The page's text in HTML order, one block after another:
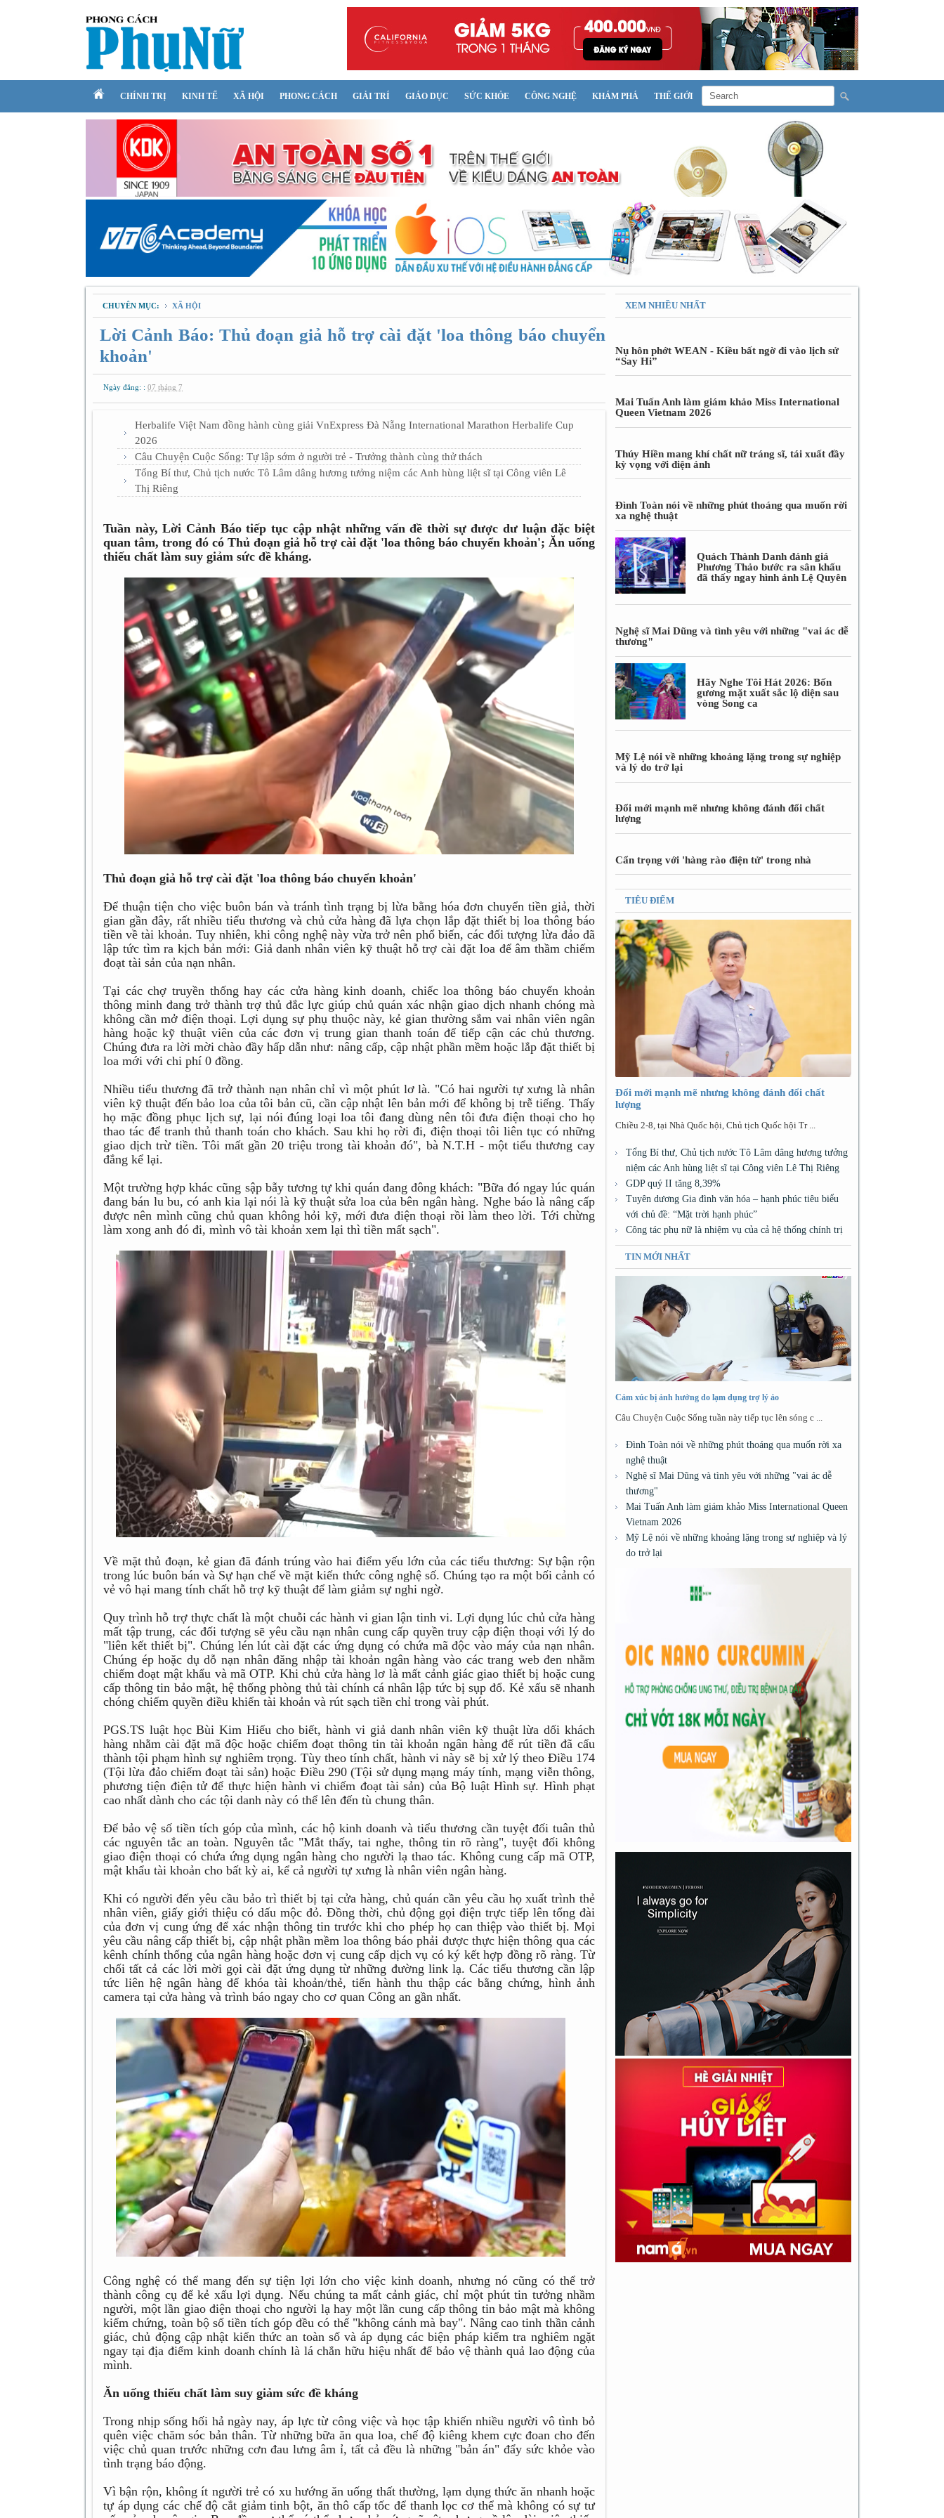
CHÍNH TRỊ KINH TẾ XÃ HỘI PHONG CÁCH GIẢI TRÍ GIÁO DỤC SỨC KHỎE CÔNG NGHỆ KHÁM PHÁ THẾ GIỚI
CHUYÊN MỤC: XÃ HỘI
Lời Cảnh Báo: Thủ đoạn giả hỗ trợ cài đặt 'loa thông báo chuyển
khoản'
Ngày đăng: : 07 tháng 7
Herbalife Việt Nam đồng hành cùng giải VnExpress Đà Nẵng International Marathon Herbalife Cup
2026
Câu Chuyện Cuộc Sống: Tự lập sớm ở người trẻ - Trưởng thành cùng thử thách
Tổng Bí thư, Chủ tịch nước Tô Lâm dâng hương tưởng niệm các Anh hùng liệt sĩ tại Công viên Lê
Thị Riêng
Tuần này, Lời Cảnh Báo tiếp tục cập nhật những vấn đề thời sự được dư luận đặc biệt
quan tâm, trong đó có Thủ đoạn giả hỗ trợ cài đặt 'loa thông báo chuyển khoản'; Ăn uống
thiếu chất làm suy giảm sức đề kháng.
Thủ đoạn giả hỗ trợ cài đặt 'loa thông báo chuyển khoản'
Để thuận tiện cho việc buôn bán và tránh tình trạng bị lừa bằng hóa đơn chuyển tiền giả, thời
gian gần đây, rất nhiều tiểu thương và chủ cửa hàng đã lựa chọn lắp đặt thiết bị loa thông báo
tiền về tài khoản. Tuy nhiên, khi công nghệ này vừa trở nên phổ biến, các đối tượng lừa đảo đã
lập tức tìm ra kịch bản mới: Giả danh nhân viên kỹ thuật hỗ trợ cài đặt loa để âm thầm chiếm
đoạt tài sản của nạn nhân.
Tại các chợ truyền thống hay các cửa hàng kinh doanh, chiếc loa thông báo chuyển khoản
thông minh đang trở thành trợ thủ đắc lực giúp chủ quán xác nhận giao dịch nhanh chóng mà
không cần mở điện thoại. Lợi dụng sự phụ thuộc này, kẻ gian thường sắm vai nhân viên ngân
hàng hoặc kỹ thuật viên của các đơn vị trung gian thanh toán để tiếp cận các chủ thương.
Chúng đưa ra lời mời chào đầy hấp dẫn như: nâng cấp, cập nhật phần mềm hoặc lắp đặt thiết bị
loa mới với chi phí 0 đồng.
Nhiều tiểu thương đã trở thành nạn nhân chỉ vì một phút lơ là. "Có hai người tự xưng là nhân
viên kỹ thuật đến bảo loa của tôi bản cũ, cần cập nhật lên bản mới để không bị trễ tiếng. Thấy
họ mặc đồng phục lịch sự, lại nói đúng loại loa tôi đang dùng nên tôi đưa điện thoại cho họ
thao tác để tranh thủ thanh toán cho khách. Sau khi họ rời đi, điện thoại tôi liên tục có những
giao dịch trừ tiền. Tôi mất gần 20 triệu trong tài khoản đó", bà N.T.H - một tiểu thương cay
đắng kể lại.
Một trường hợp khác cũng sập bẫy tương tự khi quán đang đông khách: "Bữa đó ngay lúc quán
đang bán lu bu, có anh kia lại nói là kỹ thuật sửa loa của bên ngân hàng. Nghe báo là nâng cấp
được nên mình cũng chủ quan không hỏi kỹ, mới đưa điện thoại rồi làm theo lời. Tới chừng
làm xong anh đó đi, mình vô tài khoản xem lại thì tiền mất sạch".
Về mặt thủ đoạn, kẻ gian đã đánh trúng vào hai điểm yếu lớn của các tiểu thương: Sự bận rộn
trong lúc buôn bán và Sự hạn chế về mặt kiến thức công nghệ số. Chúng tạo ra một bối cảnh có
vẻ vô hại mang tính chất hỗ trợ kỹ thuật để làm giảm sự nghi ngờ.
Quy trình hỗ trợ thực chất là một chuỗi các hành vi gian lận tinh vi. Lợi dụng lúc chủ cửa hàng
mất tập trung, các đối tượng sẽ yêu cầu nạn nhân cung cấp quyền truy cập điện thoại với lý do
"liên kết thiết bị". Chúng lén lút cài đặt các ứng dụng có chứa mã độc vào máy của nạn nhân.
Chúng ép hoặc dụ dỗ nạn nhân đăng nhập tài khoản ngân hàng vào các trang web đen nhằm
chiếm đoạt mật khẩu và mã OTP. Khi chủ cửa hàng lơ là mất cảnh giác giao thiết bị hoặc cung
cấp thông tin bảo mật, hệ thống phòng thủ tài chính cá nhân lập tức bị sụp đổ. Kẻ xấu sẽ nhanh
chóng chiếm quyền điều khiển tài khoản và rút sạch tiền chỉ trong vài phút.
PGS.TS luật học Bùi Kim Hiếu cho biết, hành vi giả danh nhân viên kỹ thuật lừa dối khách
hàng nhằm cài đặt mã độc hoặc chiếm đoạt thông tin tài khoản ngân hàng để rút tiền đã cấu
thành tội phạm hình sự nghiêm trọng. Tùy theo tính chất, hành vi này sẽ bị xử lý theo Điều 174
(Tội lừa đảo chiếm đoạt tài sản) hoặc Điều 290 (Tội sử dụng mạng máy tính, mạng viễn thông,
phương tiện điện tử để thực hiện hành vi chiếm đoạt tài sản) của Bộ luật Hình sự. Hình phạt
cao nhất dành cho các tội danh này có thể lên đến tù chung thân.
Để bảo vệ số tiền tích góp của mình, các hộ kinh doanh và tiểu thương cần tuyệt đối tuân thủ
các nguyên tắc an toàn. Nguyên tắc "Mắt thấy, tai nghe, thông tin rõ ràng", tuyệt đối không
giao điện thoại có chứa ứng dụng ngân hàng cho người lạ thao tác. Không cung cấp mã OTP,
mật khẩu tài khoản cho bất kỳ ai, kể cả người tự xưng là nhân viên ngân hàng.
Khi có người đến yêu cầu bảo trì thiết bị tại cửa hàng, chủ quán cần yêu cầu họ xuất trình thẻ
nhân viên, giấy giới thiệu có dấu mộc đỏ. Đồng thời, chủ động gọi điện trực tiếp lên tổng đài
của đơn vị cung ứng để xác nhận thông tin trước khi cho phép họ can thiệp vào thiết bị. Mọi
yêu cầu nâng cấp thiết bị, cập nhật phần mềm loa thông báo phải được thực hiện thông qua các
kênh chính thống của ngân hàng hoặc đơn vị cung cấp dịch vụ có ký kết hợp đồng rõ ràng. Từ
chối tất cả các lời mời gọi cài đặt ứng dụng từ những đường link lạ. Các tiểu thương cần lập
tức liên hệ ngân hàng để khóa tài khoản/thẻ, tiến hành thu thập các bằng chứng, hình ảnh
camera tại cửa hàng và trình báo ngay cho cơ quan Công an gần nhất.
Công nghệ có thể mang đến sự tiện lợi lớn cho việc kinh doanh, nhưng nó cũng có thể trở
thành công cụ để kẻ xấu lợi dụng. Nếu chúng ta mất cảnh giác, chỉ một phút tin tưởng nhầm
người, một lần giao điện thoại cho người lạ hay một lần cung cấp thông tin bảo mật mà không
kiểm chứng, toàn bộ số tiền tích góp đều có thể "không cánh mà bay". Nâng cao tinh thần cảnh
giác, chủ động cập nhật kiến thức an toàn số và áp dụng các biện pháp kiểm tra nghiêm ngặt
ngay tại địa điểm kinh doanh chính là lá chắn hữu hiệu nhất để bảo vệ thành quả lao động của
mình.
Ăn uống thiếu chất làm suy giảm sức đề kháng
Trong nhịp sống hối hả ngày nay, áp lực từ công việc và học tập khiến nhiều người vô tình bỏ
quên việc chăm sóc bản thân. Từ những bữa ăn qua loa, chế độ kiêng khem cực đoan cho đến
việc chủ quan trước những cơn đau lưng âm ỉ, tất cả đều là những "bản án" đẩy sức khỏe vào
tình trạng báo động.
Vì bận rộn, không ít người trẻ có xu hướng ăn uống thất thường, lạm dụng thức ăn nhanh hoặc
tự áp dụng các chế độ cắt giảm tinh bột, ăn thô cấp tốc để thanh lọc cơ thể mà không có sự tư
XEM NHIỀU NHẤT
Nụ hôn phớt WEAN - Kiều bất ngờ đi vào lịch sử
“Say Hi”
Mai Tuấn Anh làm giám khảo Miss International
Queen Vietnam 2026
Thúy Hiền mang khí chất nữ tráng sĩ, tái xuất đầy
kỳ vọng với điện ảnh
Đình Toàn nói về những phút thoáng qua muốn rời
xa nghệ thuật
Quách Thành Danh đánh giá
Phương Thảo bước ra sân khấu
đã thấy ngay hình ảnh Lệ Quyên
Nghệ sĩ Mai Dũng và tình yêu với những "vai ác dễ
thương"
Hãy Nghe Tôi Hát 2026: Bốn
gương mặt xuất sắc lộ diện sau
vòng Song ca
Mỹ Lệ nói về những khoảng lặng trong sự nghiệp
và lý do trở lại
Đổi mới mạnh mẽ nhưng không đánh đổi chất
lượng
Cẩn trọng với 'hàng rào điện tử' trong nhà
TIÊU ĐIỂM
Đổi mới mạnh mẽ nhưng không đánh đổi chất
lượng
Chiều 2-8, tại Nhà Quốc hội, Chủ tịch Quốc hội Tr ...
Tổng Bí thư, Chủ tịch nước Tô Lâm dâng hương tưởng
niệm các Anh hùng liệt sĩ tại Công viên Lê Thị Riêng
GDP quý II tăng 8,39%
Tuyên dương Gia đình văn hóa – hạnh phúc tiêu biểu
với chủ đề: “Mặt trời hạnh phúc”
Công tác phụ nữ là nhiệm vụ của cả hệ thống chính trị
TIN MỚI NHẤT
Cảm xúc bị ảnh hưởng do lạm dụng trợ lý ảo
Câu Chuyện Cuộc Sống tuần này tiếp tục lên sóng c ...
Đình Toàn nói về những phút thoáng qua muốn rời xa
nghệ thuật
Nghệ sĩ Mai Dũng và tình yêu với những "vai ác dễ
thương"
Mai Tuấn Anh làm giám khảo Miss International Queen
Vietnam 2026
Mỹ Lệ nói về những khoảng lặng trong sự nghiệp và lý
do trở lại